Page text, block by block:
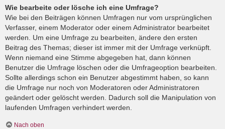
Wie bearbeite oder lösche ich eine Umfrage?
Wie bei den Beiträgen können Umfragen nur vom ursprünglichen
Verfasser, einem Moderator oder einem Administrator bearbeitet
werden. Um eine Umfrage zu bearbeiten, ändere den ersten
Beitrag des Themas; dieser ist immer mit der Umfrage verknüpft.
Wenn niemand eine Stimme abgegeben hat, dann können
Benutzer die Umfrage löschen oder die Umfrageoption bearbeiten.
Sollte allerdings schon ein Benutzer abgestimmt haben, so kann
die Umfrage nur noch von Moderatoren oder Administratoren
geändert oder gelöscht werden. Dadurch soll die Manipulation von
laufenden Umfragen verhindert werden.
Nach oben